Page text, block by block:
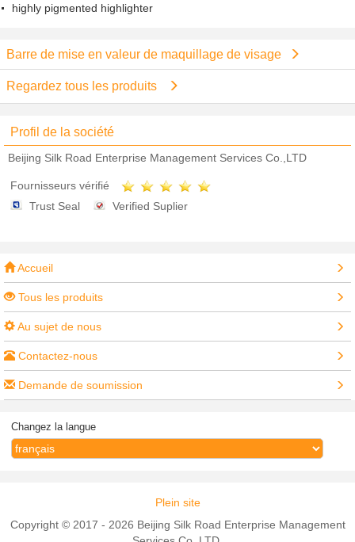
highly pigmented highlighter
Barre de mise en valeur de maquillage de visage
Regardez tous les produits
Profil de la société
Beijing Silk Road Enterprise Management Services Co.,LTD
Fournisseurs vérifié
Trust Seal
Verified Suplier
Accueil
Tous les produits
Au sujet de nous
Contactez-nous
Demande de soumission
Changez la langue
Plein site
Copyright © 2017 - 2026 Beijing Silk Road Enterprise Management